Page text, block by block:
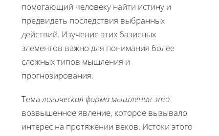
помогающий человеку найти истину и
предвидеть последствия выбранных
действий. Изучение этих базисных
элементов важно для понимания более
сложных типов мышления и
прогнозирования.
Темалогическая форма мышления это
возвышенное явление, которое вызывало
интерес на протяжении веков. Истоки этого